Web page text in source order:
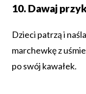
10. Dawaj
Dzieci patrzą i
marchewkę z
po swój kawałek.